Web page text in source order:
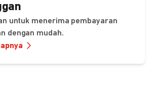
untuk menerima pembayaran
dengan mudah.